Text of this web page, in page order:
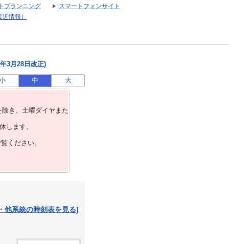
プランニング
スマートフォンサイト
情報）
3月28日改正)
中 大
き、⼟曜ダイヤまた
します。
ください。
他系統の時刻表を見る]